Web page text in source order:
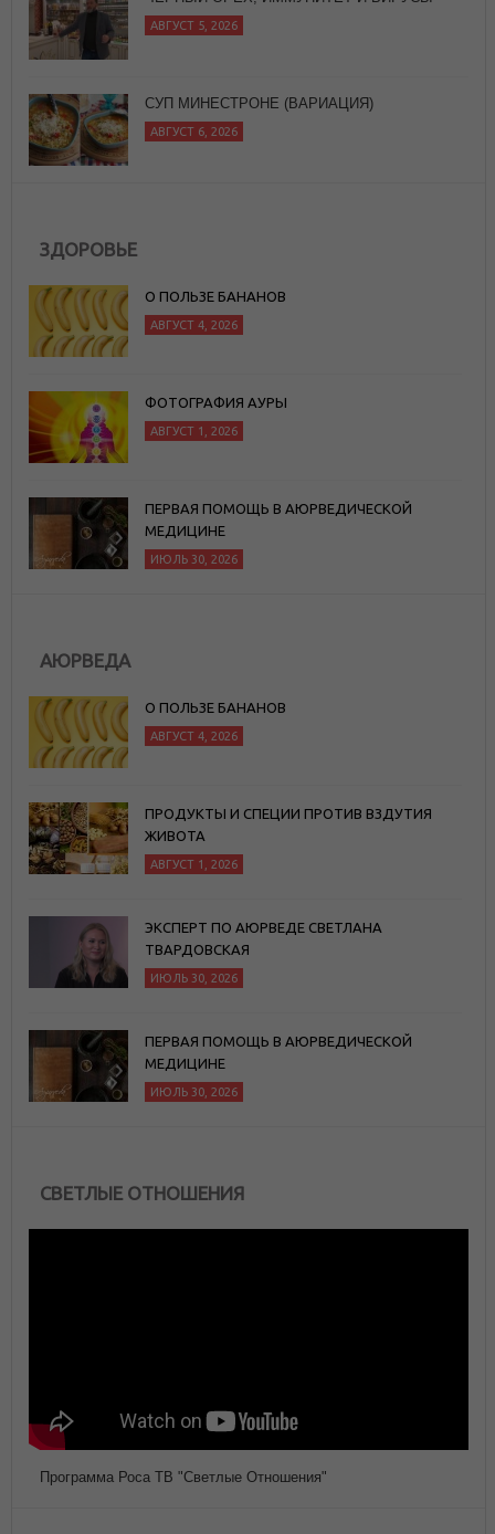
АВГУСТ 5, 2026
СУП МИНЕСТРОНЕ (ВАРИАЦИЯ)
АВГУСТ 6, 2026
ЗДОРОВЬЕ
О ПОЛЬЗЕ БАНАНОВ
АВГУСТ 4, 2026
ФОТОГРАФИЯ АУРЫ
АВГУСТ 1, 2026
ПЕРВАЯ ПОМОЩЬ В АЮРВЕДИЧЕСКОЙ
МЕДИЦИНЕ
ИЮЛЬ 30, 2026
АЮРВЕДА
О ПОЛЬЗЕ БАНАНОВ
АВГУСТ 4, 2026
ПРОДУКТЫ И СПЕЦИИ ПРОТИВ ВЗДУТИЯ
ЖИВОТА
АВГУСТ 1, 2026
ЭКСПЕРТ ПО АЮРВЕДЕ СВЕТЛАНА
ТВАРДОВСКАЯ
ИЮЛЬ 30, 2026
ПЕРВАЯ ПОМОЩЬ В АЮРВЕДИЧЕСКОЙ
МЕДИЦИНЕ
ИЮЛЬ 30, 2026
СВЕТЛЫЕ ОТНОШЕНИЯ
Программа Роса ТВ "Светлые Отношения"